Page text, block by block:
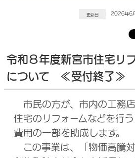
更新日 2026年6
令和８年度新宮市住宅リ
について ≪受付終了≫
市民の方が、市内の工務
住宅のリフォームなどを行
費用の一部を助成します。
この事業は、「物価高騰